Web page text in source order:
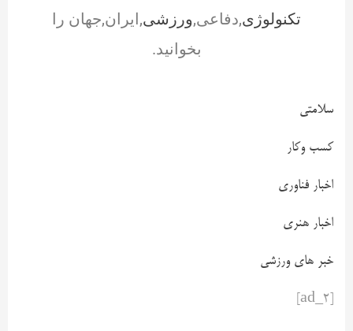
تکنولوژی,دفاعی,ورزشی,ایران,جهان را
بخوانید.
سلامتی
کسب وکار
اخبار فناوری
اخبار هنری
خبر های ورزشی